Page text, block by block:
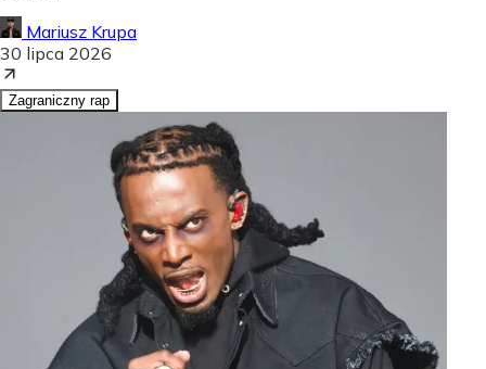
Mariusz Krupa
30 lipca 2026
Zagraniczny rap